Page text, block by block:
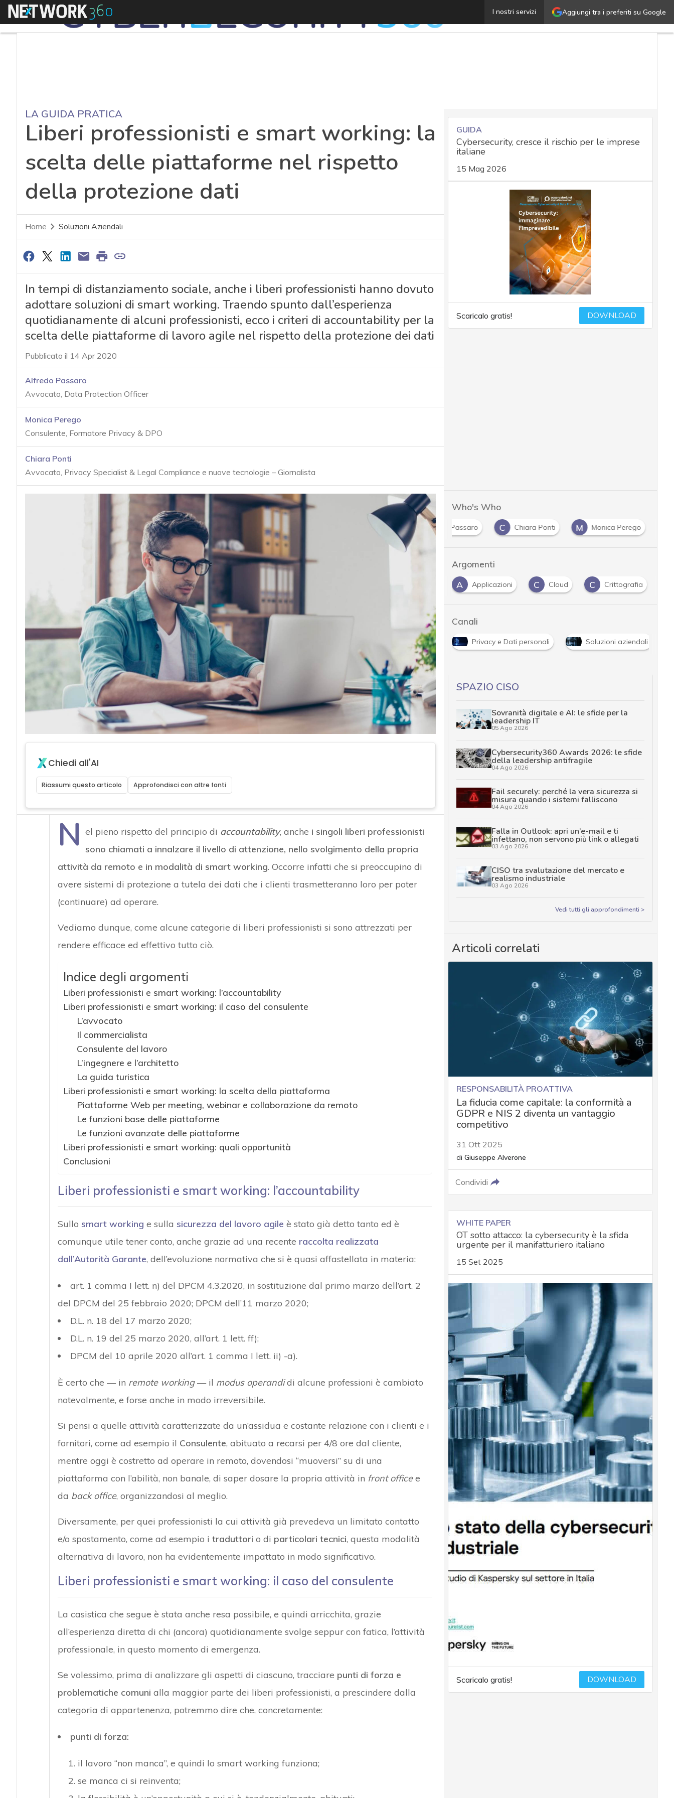
Aggiungi tra i preferiti su Google
I nostri servizi
Menu Liberi professionisti e smart working: la scelta delle
LA GUIDA PRATICA
Liberi professionisti e smart working: la
scelta delle piattaforme nel rispetto
della protezione dati
Home Soluzioni Aziendali
In tempi di distanziamento sociale, anche i liberi professionisti hanno dovuto
adottare soluzioni di smart working. Traendo spunto dall’esperienza
quotidianamente di alcuni professionisti, ecco i criteri di accountability per la
scelta delle piattaforme di lavoro agile nel rispetto della protezione dei dati
Pubblicato il 14 Apr 2020
Alfredo Passaro
Avvocato, Data Protection Officer
Monica Perego
Consulente, Formatore Privacy & DPO
Chiara Ponti
Avvocato, Privacy Specialist & Legal Compliance e nuove tecnologie – Giornalista
Chiedi all'AI
Riassumi questo articolo Approfondisci con altre fonti
N el pieno rispetto del principio di accountability, anche i singoli liberi professionisti
sono chiamati a innalzare il livello di attenzione, nello svolgimento della propria
attività da remoto e in modalità di smart working. Occorre infatti che si preoccupino di
avere sistemi di protezione a tutela dei dati che i clienti trasmetteranno loro per poter
(continuare) ad operare.
Vediamo dunque, come alcune categorie di liberi professionisti si sono attrezzati per
rendere efficace ed effettivo tutto ciò.
Indice degli argomenti
Liberi professionisti e smart working: l’accountability
Liberi professionisti e smart working: il caso del consulente
L’avvocato
Il commercialista
Consulente del lavoro
L’ingegnere e l’architetto
La guida turistica
Liberi professionisti e smart working: la scelta della piattaforma
Piattaforme Web per meeting, webinar e collaborazione da remoto
Le funzioni base delle piattaforme
Le funzioni avanzate delle piattaforme
Liberi professionisti e smart working: quali opportunità
Conclusioni
Liberi professionisti e smart working: l’accountability
Sullo smart working e sulla sicurezza del lavoro agile è stato già detto tanto ed è
comunque utile tener conto, anche grazie ad una recente raccolta realizzata
dall’Autorità Garante, dell’evoluzione normativa che si è quasi affastellata in materia:
art. 1 comma I lett. n) del DPCM 4.3.2020, in sostituzione dal primo marzo dell’art. 2
del DPCM del 25 febbraio 2020; DPCM dell’11 marzo 2020;
D.L. n. 18 del 17 marzo 2020;
D.L. n. 19 del 25 marzo 2020, all’art. 1 lett. ff);
DPCM del 10 aprile 2020 all’art. 1 comma I lett. ii) -a).
È certo che — in remote working— il modus operandidi alcune professioni è cambiato
notevolmente, e forse anche in modo irreversibile.
Si pensi a quelle attività caratterizzate da un’assidua e costante relazione con i clienti e i
fornitori, come ad esempio il Consulente, abituato a recarsi per 4/8 ore dal cliente,
mentre oggi è costretto ad operare in remoto, dovendosi “muoversi” su di una
piattaforma con l’abilità, non banale, di saper dosare la propria attività in front officee
da back office, organizzandosi al meglio.
Diversamente, per quei professionisti la cui attività già prevedeva un limitato contatto
e/o spostamento, come ad esempio i traduttori o di particolari tecnici, questa modalità
alternativa di lavoro, non ha evidentemente impattato in modo significativo.
Liberi professionisti e smart working: il caso del consulente
La casistica che segue è stata anche resa possibile, e quindi arricchita, grazie
all’esperienza diretta di chi (ancora) quotidianamente svolge seppur con fatica, l’attività
professionale, in questo momento di emergenza.
Se volessimo, prima di analizzare gli aspetti di ciascuno, tracciare punti di forza e
problematiche comuni alla maggior parte dei liberi professionisti, a prescindere dalla
categoria di appartenenza, potremmo dire che, concretamente:
punti di forza:
il lavoro “non manca”, e quindi lo smart working funziona;
se manca ci si reinventa;
GUIDA
Cybersecurity, cresce il rischio per le imprese
italiane
15 Mag 2026
Scaricalo gratis! DOWNLOAD
Who's Who
A
Alfredo Passaro C Chiara Ponti M Monica Perego
Argomenti
Accountability A Applicazioni C Cloud C Crittografia
Canali
Norme e adeguamenti Privacy e Dati personali Soluzioni aziendali
SPAZIO CISO
Sovranità digitale e AI: le sfide per la
leadership IT
05 Ago 2026
Cybersecurity360 Awards 2026: le sfide
della leadership antifragile
04 Ago 2026
Fail securely: perché la vera sicurezza si
misura quando i sistemi falliscono
04 Ago 2026
Falla in Outlook: apri un’e-mail e ti
infettano, non servono più link o allegati
03 Ago 2026
CISO tra svalutazione del mercato e
realismo industriale
03 Ago 2026
Vedi tutti gli approfondimenti >
Articoli correlati
RESPONSABILITÀ PROATTIVA
La fiducia come capitale: la conformità a
GDPR e NIS 2 diventa un vantaggio
competitivo
31 Ott 2025
di Giuseppe Alverone
Condividi
WHITE PAPER
OT sotto attacco: la cybersecurity è la sfida
urgente per il manifatturiero italiano
15 Set 2025
Scaricalo gratis! DOWNLOAD